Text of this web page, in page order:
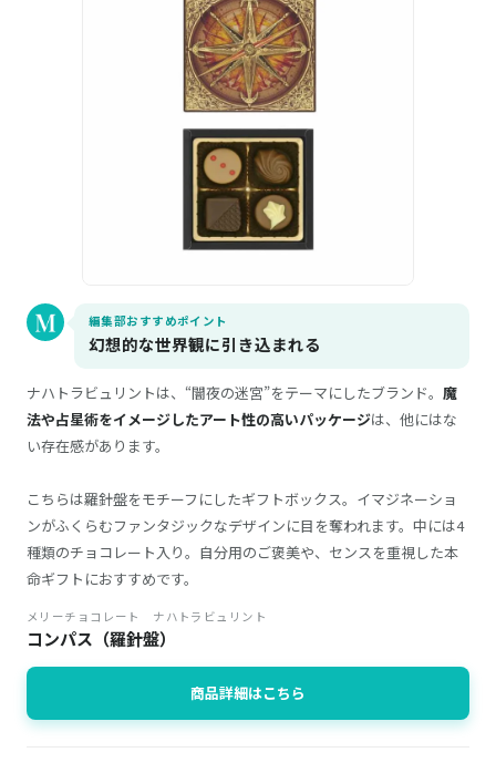
編集部おすすめポイント
幻想的な世界観に引き込まれる
ナハトラビュリントは、“闇夜の迷宮”をテーマにしたブランド。 魔
法や占星術をイメージしたアート性の高いパッケージは、他にはな
い存在感があります。
こちらは羅針盤をモチーフにしたギフトボックス。イマジネーショ
ンがふくらむファンタジックなデザインに目を奪われます。中には4
種類のチョコレート入り。自分用のご褒美や、センスを重視した本
命ギフトにおすすめです。
メリーチョコレート ナハトラビュリント
コンパス（羅針盤）
商品詳細はこちら